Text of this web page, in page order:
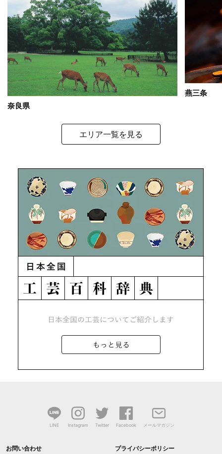
奈良県
燕三条
エリア一覧を見る
LINE Instagram Twitter Facebook メールマガジン
お問い合わせ プライバシーポリシー